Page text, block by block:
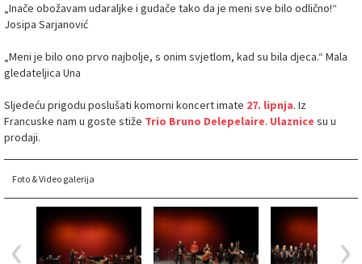
„Inače obožavam udaraljke i gudače tako da je meni sve bilo odlično!“
Josipa Sarjanović
„Meni je bilo ono prvo najbolje, s onim svjetlom, kad su bila djeca.“ Mala
gledateljica Una
Sljedeću prigodu poslušati komorni koncert imate 27. lipnja. Iz
Francuske nam u goste stiže Trio Bruno Delepelaire. Ulaznice su u
prodaji.
Foto & Video galerija